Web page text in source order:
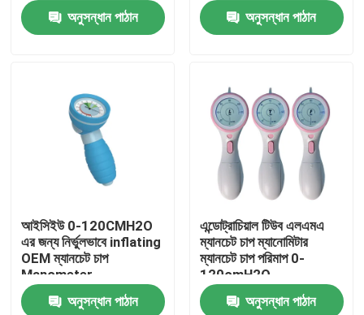
কারখানা ভ্রমণ
মান নিয়ন্ত্রণ
অনুসন্ধান পাঠান
অনুসন্ধান পাঠান
আইসিইউ 0-120CMH2O
এর জন্য নির্ভুলভাবে inflating
OEM ম্যানচেট চাপ
Manometer
অনুসন্ধান পাঠান
এন্ডোট্রাচিয়াল টিউব এলএমএ
ম্যানচেট চাপ ম্যানোমিটার
ম্যানচেট চাপ পরিমাপ 0-
120cmH2O
অনুসন্ধান পাঠান